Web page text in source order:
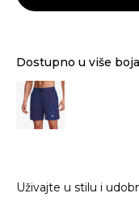
Dostupno u više
Uživajte u stilu i